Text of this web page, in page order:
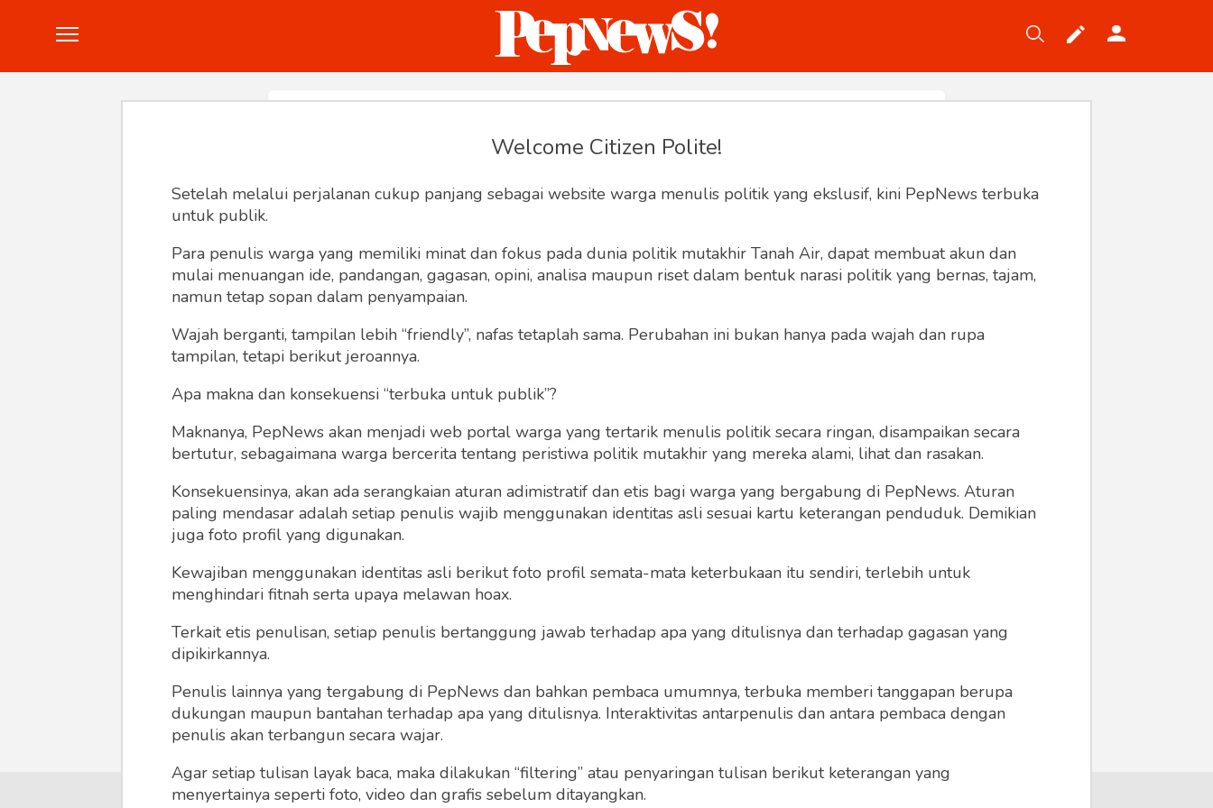
Politik Konstitusi Hankam Internasional Bisnis Humaniora Sketsa Tekno Gaya Wisata Wanita
Join Pepnews
Saya setuju denganterm dan kondisi
Welcome Citizen Polite!
Setelah melalui perjalanan cukup panjang sebagai website warga menulis politik yang ekslusif, kini PepNews terbuka
untuk publik.
Para penulis warga yang memiliki minat dan fokus pada dunia politik mutakhir Tanah Air, dapat membuat akun dan
mulai menuangan ide, pandangan, gagasan, opini, analisa maupun riset dalam bentuk narasi politik yang bernas, tajam,
namun tetap sopan dalam penyampaian.
Wajah berganti, tampilan lebih “friendly”, nafas tetaplah sama. Perubahan ini bukan hanya pada wajah dan rupa
tampilan, tetapi berikut jeroannya.
Apa makna dan konsekuensi “terbuka untuk publik”?
Maknanya, PepNews akan menjadi web portal warga yang tertarik menulis politik secara ringan, disampaikan secara
bertutur, sebagaimana warga bercerita tentang peristiwa politik mutakhir yang mereka alami, lihat dan rasakan.
Konsekuensinya, akan ada serangkaian aturan adimistratif dan etis bagi warga yang bergabung di PepNews. Aturan
paling mendasar adalah setiap penulis wajib menggunakan identitas asli sesuai kartu keterangan penduduk. Demikian
juga foto profil yang digunakan.
Kewajiban menggunakan identitas asli berikut foto profil semata-mata keterbukaan itu sendiri, terlebih untuk
menghindari fitnah serta upaya melawan hoax.
Terkait etis penulisan, setiap penulis bertanggung jawab terhadap apa yang ditulisnya dan terhadap gagasan yang
dipikirkannya.
Penulis lainnya yang tergabung di PepNews dan bahkan pembaca umumnya, terbuka memberi tanggapan berupa
dukungan maupun bantahan terhadap apa yang ditulisnya. Interaktivitas antarpenulis dan antara pembaca dengan
penulis akan terbangun secara wajar.
Agar setiap tulisan layak baca, maka dilakukan “filtering” atau penyaringan tulisan berikut keterangan yang
menyertainya seperti foto, video dan grafis sebelum ditayangkan.